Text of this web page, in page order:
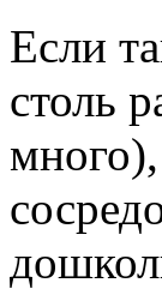
Если
столь